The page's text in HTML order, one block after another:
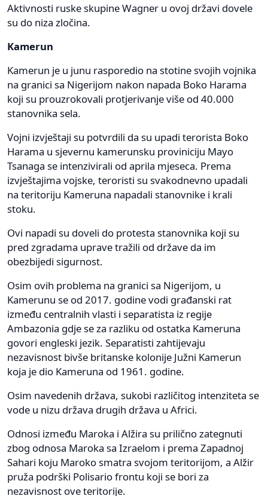
Aktivnosti ruske skupine Wagner u ovoj državi dovele
su do niza zločina.
Kamerun
Kamerun je u junu rasporedio na stotine svojih vojnika
na granici sa Nigerijom nakon napada Boko Harama
koji su prouzrokovali protjerivanje više od 40.000
stanovnika sela.
Vojni izvještaji su potvrdili da su upadi terorista Boko
Harama u sjevernu kamerunsku proviniciju Mayo
Tsanaga se intenzivirali od aprila mjeseca. Prema
izvještajima vojske, teroristi su svakodnevno upadali
na teritoriju Kameruna napadali stanovnike i krali
stoku.
Ovi napadi su doveli do protesta stanovnika koji su
pred zgradama uprave tražili od države da im
obezbijedi sigurnost.
Osim ovih problema na granici sa Nigerijom, u
Kamerunu se od 2017. godine vodi građanski rat
između centralnih vlasti i separatista iz regije
Ambazonia gdje se za razliku od ostatka Kameruna
govori engleski jezik. Separatisti zahtijevaju
nezavisnost bivše britanske kolonije Južni Kamerun
koja je dio Kameruna od 1961. godine.
Osim navedenih država, sukobi različitog intenziteta se
vode u nizu država drugih država u Africi.
Odnosi između Maroka i Alžira su prilično zategnuti
zbog odnosa Maroka sa Izraelom i prema Zapadnoj
Sahari koju Maroko smatra svojom teritorijom, a Alžir
pruža podrški Polisario frontu koji se bori za
nezavisnost ove teritorije.